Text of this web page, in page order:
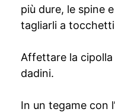
più dure, le spine
tagliarli a
Affettare la
dadini.
In un tegame con